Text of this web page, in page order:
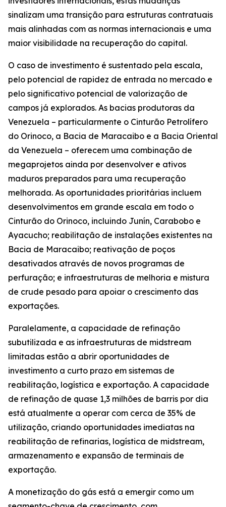
sinalizam uma transição para estruturas contratuais
mais alinhadas com as normas internacionais e uma
maior visibilidade na recuperação do capital.
O caso de investimento é sustentado pela escala,
pelo potencial de rapidez de entrada no mercado e
pelo significativo potencial de valorização de
campos já explorados. As bacias produtoras da
Venezuela – particularmente o Cinturão Petrolífero
do Orinoco, a Bacia de Maracaibo e a Bacia Oriental
da Venezuela – oferecem uma combinação de
megaprojetos ainda por desenvolver e ativos
maduros preparados para uma recuperação
melhorada. As oportunidades prioritárias incluem
desenvolvimentos em grande escala em todo o
Cinturão do Orinoco, incluindo Junín, Carabobo e
Ayacucho; reabilitação de instalações existentes na
Bacia de Maracaibo; reativação de poços
desativados através de novos programas de
perfuração; e infraestruturas de melhoria e mistura
de crude pesado para apoiar o crescimento das
exportações.
Paralelamente, a capacidade de refinação
subutilizada e as infraestruturas de midstream
limitadas estão a abrir oportunidades de
investimento a curto prazo em sistemas de
reabilitação, logística e exportação. A capacidade
de refinação de quase 1,3 milhões de barris por dia
está atualmente a operar com cerca de 35% de
utilização, criando oportunidades imediatas na
reabilitação de refinarias, logística de midstream,
armazenamento e expansão de terminais de
exportação.
A monetização do gás está a emergir como um